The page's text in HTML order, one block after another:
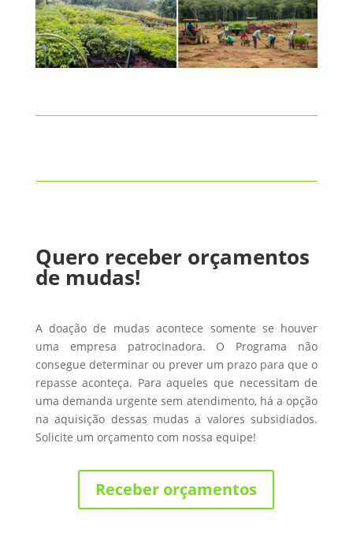
Quero receber orçamentos
de mudas!
A doação de mudas acontece somente se houver
uma empresa patrocinadora. O Programa não
consegue determinar ou prever um prazo para que o
repasse aconteça. Para aqueles que necessitam de
uma demanda urgente sem atendimento, há a opção
na aquisição dessas mudas a valores subsidiados.
Solicite um orçamento com nossa equipe!
Receber orçamentos